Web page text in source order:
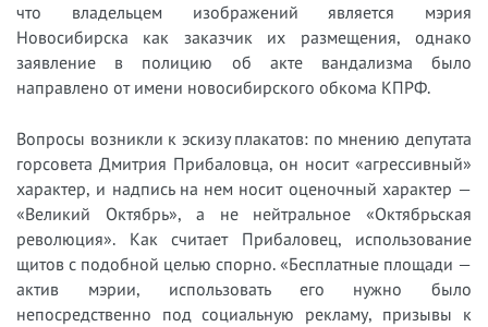
что владельцем изображений является мэрия
Новосибирска как заказчик их размещения, однако
заявление в полицию об акте вандализма было
направлено от имени новосибирского обкома КПРФ.
Вопросы возникли к эскизу плакатов: по мнению депутата
горсовета Дмитрия Прибаловца, он носит «агрессивный»
характер, и надпись на нем носит оценочный характер —
«Великий Октябрь», а не нейтральное «Октябрьская
революция». Как считает Прибаловец, использование
щитов с подобной целью спорно. «Бесплатные площади —
актив мэрии, использовать его нужно было
непосредственно под социальную рекламу, призывы к